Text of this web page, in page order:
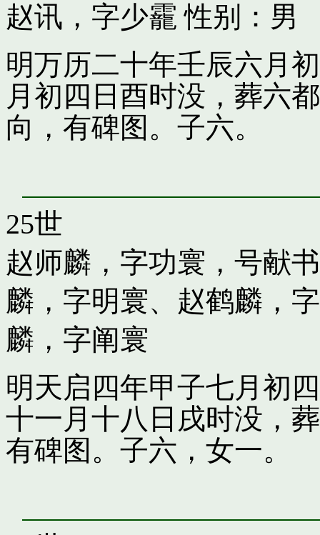
赵讯，字少靇 性别：男
明万历二十年壬辰六月
月初四日酉时没，葬六
向，有碑图。子六。
25世
赵师麟，字功寰，号献书
麟，字明寰、 赵鹤麟，
麟，字阐寰
明天启四年甲子七月初
十一月十八日戌时没，
有碑图。子六，女一。